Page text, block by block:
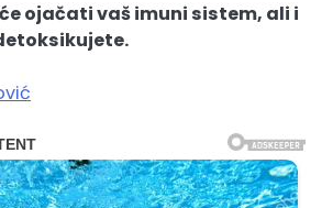
ojačati vaš imuni sistem, ali i